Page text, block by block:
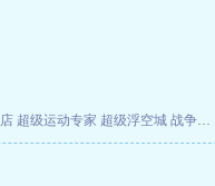
超级运动专家 超级浮空城 战争天堂